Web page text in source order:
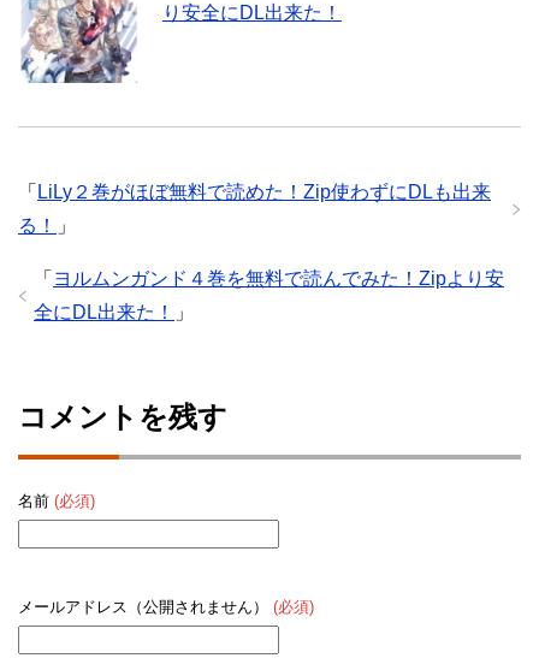
り安全にDL出来た！
「 LiLy２巻がほぼ無料で読めた！Zip使わずにDLも出来
る！
」
「 ヨルムンガンド４巻を無料で読んでみた！Zipより安
全にDL出来た！
」
コメントを残す
名前 (必須)
メールアドレス（公開されません） (必須)